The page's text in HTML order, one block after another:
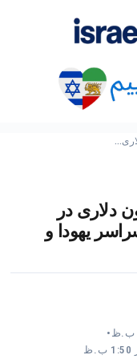
۸۵ میلیون دلاری در
یهودا و
•